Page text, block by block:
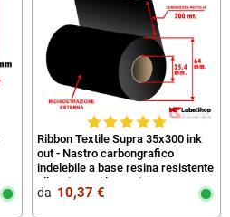
Ribbon Textile Supra 35x300 ink
out - Nastro carbongrafico
indelebile a base resina resistente
allo stiro e ai lavaggi
da‎ ‎ 10,37 €